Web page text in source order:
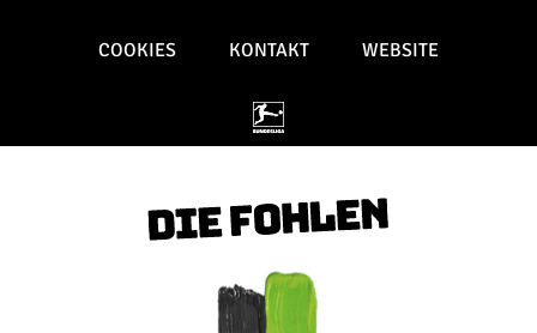
COOKIES KONTAKT WEBSITE